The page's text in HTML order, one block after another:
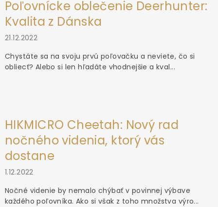
Poľovnícke oblečenie Deerhunter:
Kvalita z Dánska
21.12.2022
Chystáte sa na svoju prvú poľovačku a neviete, čo si
obliecť? Alebo si len hľadáte vhodnejšie a kval...
HIKMICRO Cheetah: Nový rad
nočného videnia, ktorý vás
dostane
1.12.2022
Nočné videnie by nemalo chýbať v povinnej výbave
každého poľovníka. Ako si však z toho množstva výro...